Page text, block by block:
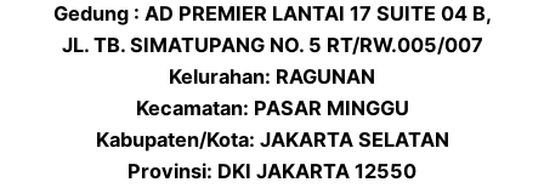
Gedung : AD PREMIER LANTAI 17 SUITE 04 B,
JL. TB. SIMATUPANG NO. 5 RT/RW.005/007
Kelurahan: RAGUNAN
Kecamatan: PASAR MINGGU
Kabupaten/Kota: JAKARTA SELATAN
Provinsi: DKI JAKARTA 12550